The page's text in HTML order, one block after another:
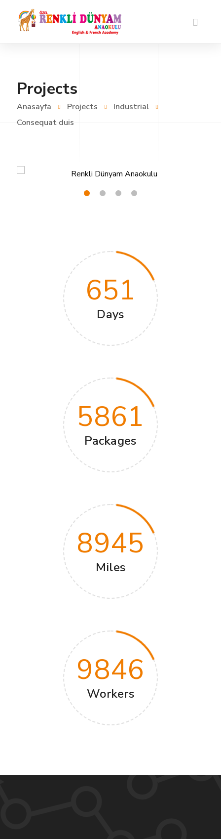
Projects
Anasayfa Projects
Industrial
Consequat duis
651
Days
5861
Packages
8945
Miles
9846
Workers